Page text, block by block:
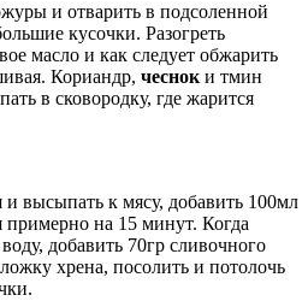
и отварить в подсоленной
кусочки. Разогреть
масло и как следует обжарить
Кориандр, чеснок и тмин
в сковородку, где жарится
и высыпать к мясу, добавить 100мл
примерно на 15 минут. Когда
добавить 70гр сливочного
хрена, посолить и потолочь